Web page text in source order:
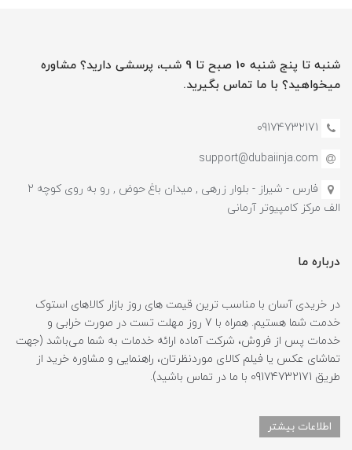
شنبه تا پنج شنبه 10 صبح تا 9 شب، پرسشی دارید؟ مشاوره
میخواهید؟ با ما تماس بگیرید.
09174732171
support@dubaiinja.com
فارس - شیراز - بلوار زرهی , میدان باغ حوض , رو به روی کوچه 2
الف مرکز کامپیوتر آرمانی
درباره ما
در خریدی آسان با مناسب ترین قیمت های روز بازار کالاهای استوک
خدمت شما هستیم. همراه با 7 روز مهلت تست در صورت خرابی و
خدمات پس از فروش، شرکت آماده ارائه خدمات به شما می‌باشد (جهت
تماشای عکس یا فیلم کالای موردنظرتان، راهنمایی و مشاوره خرید از
طریق 09174732171 با ما در تماس باشید).
اطلاعات بیشتر